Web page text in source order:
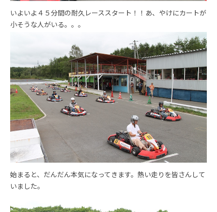
いよいよ４５分間の耐久レーススタート！！あ、やけにカートが
小そうな人がいる。。。
始まると、だんだん本気になってきます。熱い走りを皆さんして
いました。